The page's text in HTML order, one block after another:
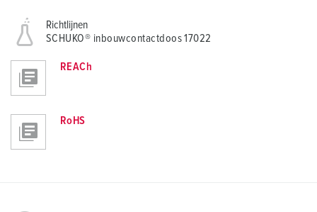
Richtlijnen
SCHUKO® inbouwcontactdoos 17022
REACh
RoHS